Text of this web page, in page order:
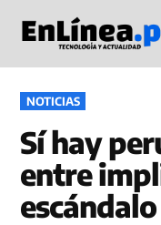
contenido
PUBLICADO
EN
NOTICIAS
Sí hay
entre